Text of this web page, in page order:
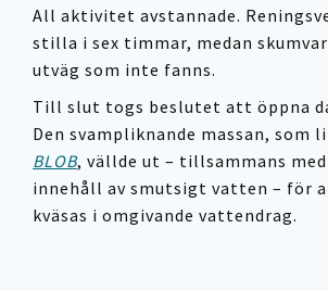
All aktivitet avstannade.
stilla i sex timmar, medan
utväg som inte fanns.
Till slut togs beslutet att öppna
Den svampliknande massan, som
BLOB, vällde ut – tillsammans med
innehåll av smutsigt vatten – för
kväsas i omgivande vattendrag.